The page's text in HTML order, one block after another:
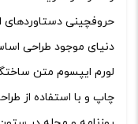
حروفچینی دستاوردهای
دنیای موجود طراحی
لورم ایپسوم متن
چاپ و با استفاده از